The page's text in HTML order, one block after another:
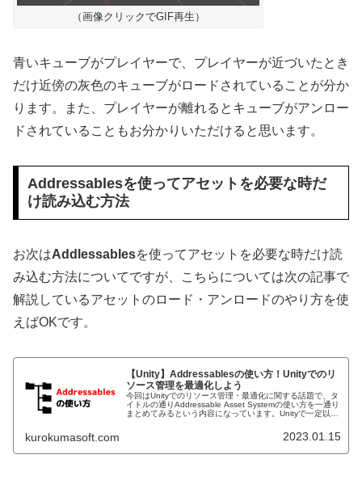
（画像クリックでGIF再生）
青いキューブがプレイヤーで、プレイヤーが近づいたとき
だけ近傍の灰色のキューブがロードされていることが分か
ります。また、プレイヤーが離れるとキューブがアンロー
ドされていることもお分かりいただけると思います。
Addressablesを使ってアセットを必要な時だ
け読み込む方法
お次はAddlessablesを使ってアセットを必要な時だけ読
み込む方法についてですが、こちらについては次の記事で
解説しているアセットのロード・アンロードのやり方を使
えばOKです。
【Unity】Addressablesの使い方！Unityでのリ
ソース管理を最適化しよう
今回はUnityでのリソース管理・最適化に関する話題で、タ
イトルの通りAddressable Asset Systemの使い方を一通り
まとめてみるという内容になっています。Unityで一定以上
kurokumasoft.com 2023.01.15